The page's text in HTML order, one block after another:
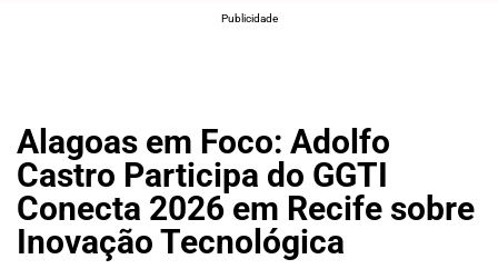
Publicidade
Alagoas em Foco: Adolfo
Castro Participa do GGTI
Conecta 2026 em Recife sobre
Inovação Tecnológica